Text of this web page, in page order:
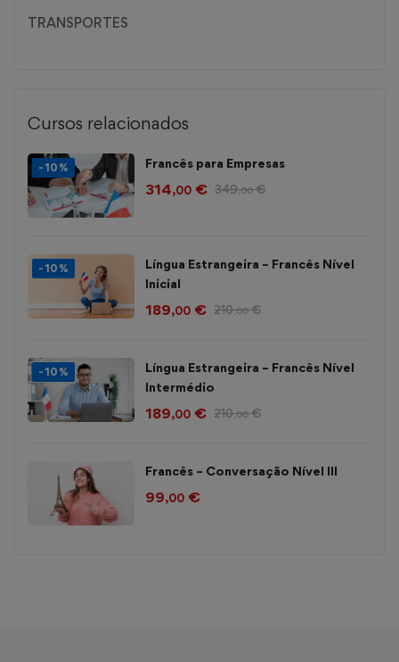
TRANSPORTES
Cursos relacionados
-10% Francês para Empresas
314,00 € 349,00 €
-10%
Língua Estrangeira – Francês Nível
Inicial
189,00 € 210,00 €
-10%
Língua Estrangeira – Francês Nível
Intermédio
189,00 € 210,00 €
Francês – Conversação Nível III
99,00 €